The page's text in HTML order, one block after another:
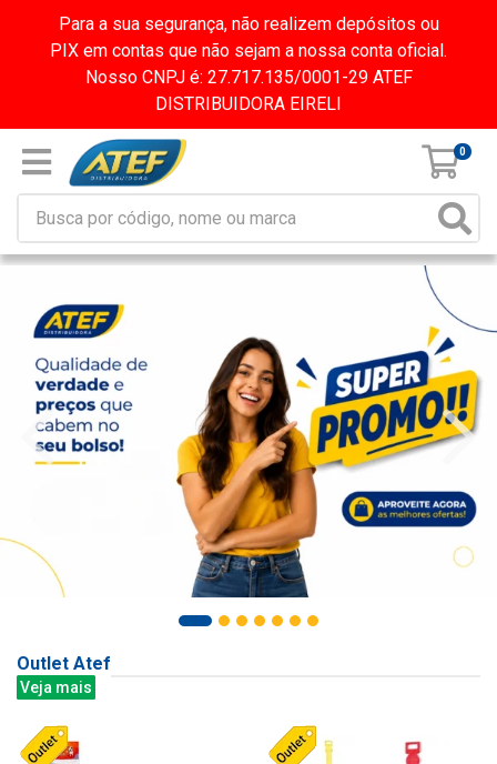
Para a sua segurança, não realizem depósitos ou
PIX em contas que não sejam a nossa conta oficial.
Nosso CNPJ é: 27.717.135/0001-29 ATEF
DISTRIBUIDORA EIRELI
0
Outlet Atef
Veja mais